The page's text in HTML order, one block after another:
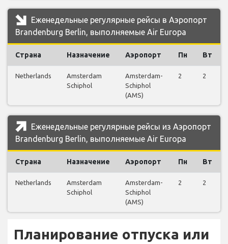
Еженедельные регулярные рейсы в Аэропорт
Brandenburg Berlin, выполняемые Air Europa
Страна Назначение Аэропорт Пн Вт
Netherlands
Amsterdam
Schiphol
Amsterdam-
Schiphol
(AMS)
2 2
Еженедельные регулярные рейсы из Аэропорт
Brandenburg Berlin, выполняемые Air Europa
Страна Назначение Аэропорт Пн Вт
Netherlands
Amsterdam
Schiphol
Amsterdam-
Schiphol
(AMS)
2 2
Планирование отпуска или